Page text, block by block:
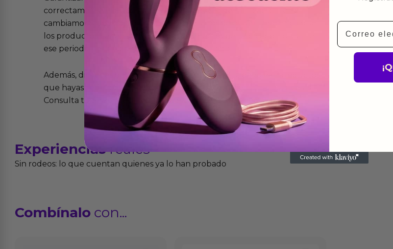
correctamente y que si tienen algún defecto de fabricación te lo
cambiamos sin costo alguno. La ley de 2 años de garantía significa que
los productos tienen garantía contra defectos de fabricación durante
ese periodo pero no por mal uso o uso indebido.
Además, dispones de 15 días desde la entrega para devolver productos
que hayas recibido y que simplemente no te gusten o no los quieras.
Consulta todos los detalles en nuestra política de devoluciones.
Experienciasreales
Sin rodeos: lo que cuentan quienes ya lo han probado
Combínalo con...
Email